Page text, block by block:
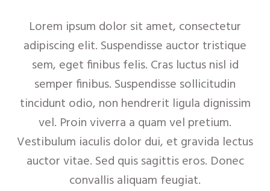
Lorem ipsum dolor sit amet, consectetur
adipiscing elit. Suspendisse auctor tristique
sem, eget finibus felis. Cras luctus nisl id
semper finibus. Suspendisse sollicitudin
tincidunt odio, non hendrerit ligula dignissim
vel. Proin viverra a quam vel pretium.
Vestibulum iaculis dolor dui, et gravida lectus
auctor vitae. Sed quis sagittis eros. Donec
convallis aliquam feugiat.